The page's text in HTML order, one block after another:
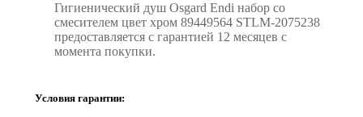
Гигиенический душ Osgard Endi набор со
смесителем цвет хром 89449564 STLM-2075238
предоставляется с гарантией 12 месяцев с
момента покупки.
Условия гарантии: